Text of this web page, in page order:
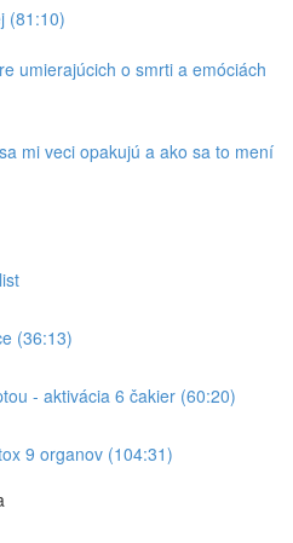
(81:10)
umierajúcich o smrti a emóciách
mi veci opakujú a ako sa to mení
(36:13)
- aktivácia 6 čakier (60:20)
9 organov (104:31)